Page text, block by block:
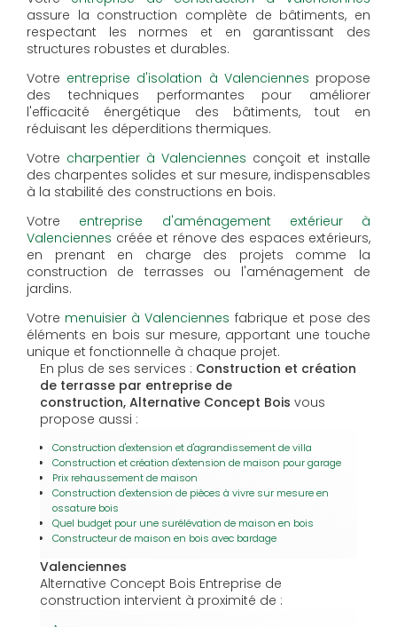
assure la construction complète de bâtiments, en
respectant les normes et en garantissant des
structures robustes et durables.
Votre entreprise d'isolation à Valenciennes propose
des techniques performantes pour améliorer
l'efficacité énergétique des bâtiments, tout en
réduisant les déperditions thermiques.
Votre charpentier à Valenciennes conçoit et installe
des charpentes solides et sur mesure, indispensables
à la stabilité des constructions en bois.
Votre entreprise d'aménagement extérieur à
Valenciennes créée et rénove des espaces extérieurs,
en prenant en charge des projets comme la
construction de terrasses ou l'aménagement de
jardins.
Votre menuisier à Valenciennes fabrique et pose des
éléments en bois sur mesure, apportant une touche
unique et fonctionnelle à chaque projet.
En plus de ses services : Construction et création
de terrasse par entreprise de
construction, Alternative Concept Bois vous
propose aussi :
Construction d'extension et d'agrandissement de villa
Construction et création d'extension de maison pour garage
Prix rehaussement de maison
Construction d'extension de pièces à vivre sur mesure en
ossature bois
Quel budget pour une surélévation de maison en bois
Constructeur de maison en bois avec bardage
Valenciennes
Alternative Concept Bois Entreprise de
construction intervient à proximité de :